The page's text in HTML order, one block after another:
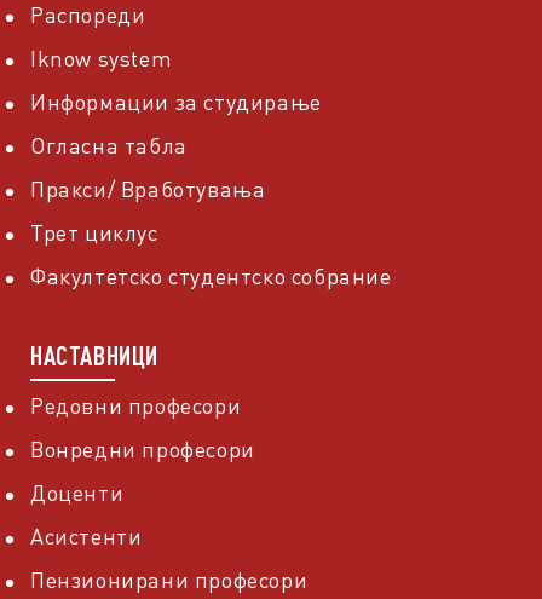
Распореди
Iknow system
Информации за студирање
Огласна табла
Пракси/ Вработувања
Трет циклус
Факултетско студентско собрание
НАСТАВНИЦИ
Редовни професори
Вонредни професори
Доценти
Асистенти
Пензионирани професори